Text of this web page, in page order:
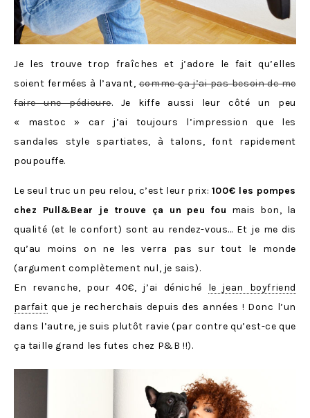
Je les trouve trop fraîches et j’adore le fait qu’elles
soient fermées à l’avant,comme ça j’ai pas besoin de me
faire une pédicure. Je kiffe aussi leur côté un peu
« mastoc » car j’ai toujours l’impression que les
sandales style spartiates, à talons, font rapidement
poupouffe.
Le seul truc un peu relou, c’est leur prix: 100€ les pompes
chez Pull&Bear je trouve ça un peu fou mais bon, la
qualité (et le confort) sont au rendez-vous… Et je me dis
qu’au moins on ne les verra pas sur tout le monde
(argument complètement nul, je sais).
En revanche, pour 40€, j’ai déniché le jean boyfriend
parfait que je recherchais depuis des années ! Donc l’un
dans l’autre, je suis plutôt ravie (par contre qu’est-ce que
ça taille grand les futes chez P&B !!).